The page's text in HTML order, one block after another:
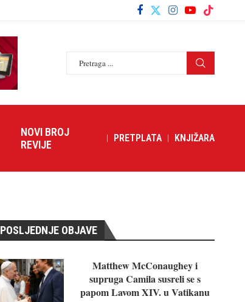
NOVI BROJ
REVIJE
PRETPLATA KNJIŽARA
POSLJEDNJE OBJAVE
Matthew McConaughey i
supruga Camila susreli se s
papom Lavom XIV. u Vatikanu